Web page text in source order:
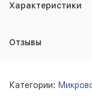
Характеристики
Отзывы
Категории: